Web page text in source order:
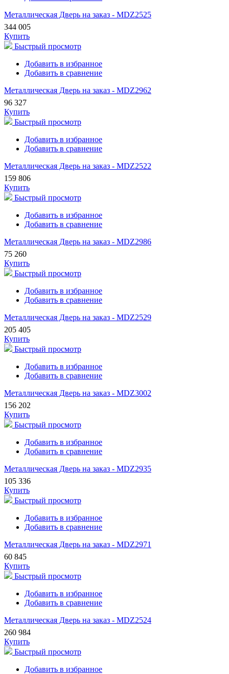
Металлическая Дверь на заказ - MDZ2525
344 005
Купить
Быстрый просмотр
Добавить в избранное
Добавить в сравнение
Металлическая Дверь на заказ - MDZ2962
96 327
Купить
Быстрый просмотр
Добавить в избранное
Добавить в сравнение
Металлическая Дверь на заказ - MDZ2522
159 806
Купить
Быстрый просмотр
Добавить в избранное
Добавить в сравнение
Металлическая Дверь на заказ - MDZ2986
75 260
Купить
Быстрый просмотр
Добавить в избранное
Добавить в сравнение
Металлическая Дверь на заказ - MDZ2529
205 405
Купить
Быстрый просмотр
Добавить в избранное
Добавить в сравнение
Металлическая Дверь на заказ - MDZ3002
156 202
Купить
Быстрый просмотр
Добавить в избранное
Добавить в сравнение
Металлическая Дверь на заказ - MDZ2935
105 336
Купить
Быстрый просмотр
Добавить в избранное
Добавить в сравнение
Металлическая Дверь на заказ - MDZ2971
60 845
Купить
Быстрый просмотр
Добавить в избранное
Добавить в сравнение
Металлическая Дверь на заказ - MDZ2524
260 984
Купить
Быстрый просмотр
Добавить в избранное